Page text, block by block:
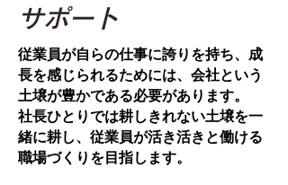
サポート
従業員が自らの仕事に誇りを持ち、成
長を感じられるためには、会社という
土壌が豊かである必要があります。
​社長ひとりでは耕しきれない土壌を一
緒に耕し、従業員が活き活きと働ける
職場づくりを目指します。